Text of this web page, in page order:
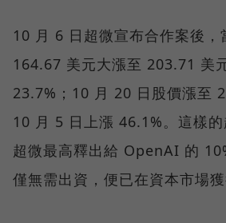
10 月 6 日超微宣布合作案後，
164.67 美元大漲至 203.71 美
23.7%；10 月 20 日股價漲至
10 月 5 日上漲 46.1%。這樣
超微最高釋出給 OpenAI 的
僅無需出資，便已在資本市場獲